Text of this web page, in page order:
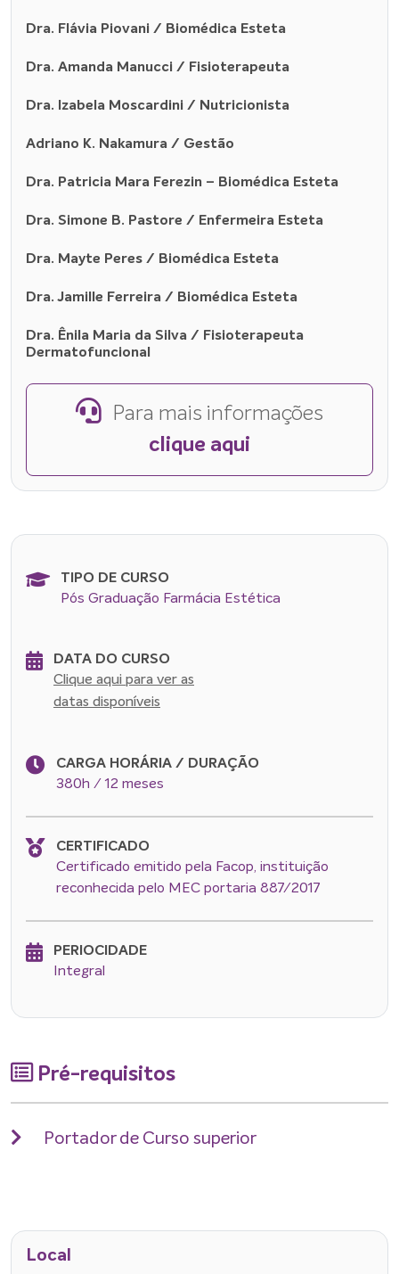
Dra. Flávia Piovani / Biomédica Esteta
Dra. Amanda Manucci / Fisioterapeuta
Dra. Izabela Moscardini / Nutricionista
Adriano K. Nakamura / Gestão
Dra. Patricia Mara Ferezin – Biomédica Esteta
Dra. Simone B. Pastore / Enfermeira Esteta
Dra. Mayte Peres / Biomédica Esteta
Dra. Jamille Ferreira / Biomédica Esteta
Dra. Ênila Maria da Silva / Fisioterapeuta
Dermatofuncional
Para mais informações
clique aqui
TIPO DE CURSO
Pós Graduação Farmácia Estética
DATA DO CURSO
Clique aqui para ver as
datas disponíveis
CARGA HORÁRIA / DURAÇÃO
380h / 12 meses
CERTIFICADO
Certificado emitido pela Facop, instituição
reconhecida pelo MEC portaria 887/2017
PERIOCIDADE
Integral
Pré-requisitos
Portador de Curso superior
Local